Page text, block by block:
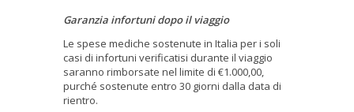
Garanzia infortuni dopo il viaggio
Le spese mediche sostenute in Italia per i soli
casi di infortuni verificatisi durante il viaggio
saranno rimborsate nel limite di €1.000,00,
purché sostenute entro 30 giorni dalla data di
rientro.